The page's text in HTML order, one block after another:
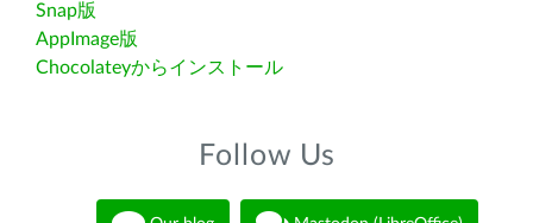
Snap版
AppImage版
Chocolateyからインストール
Follow Us